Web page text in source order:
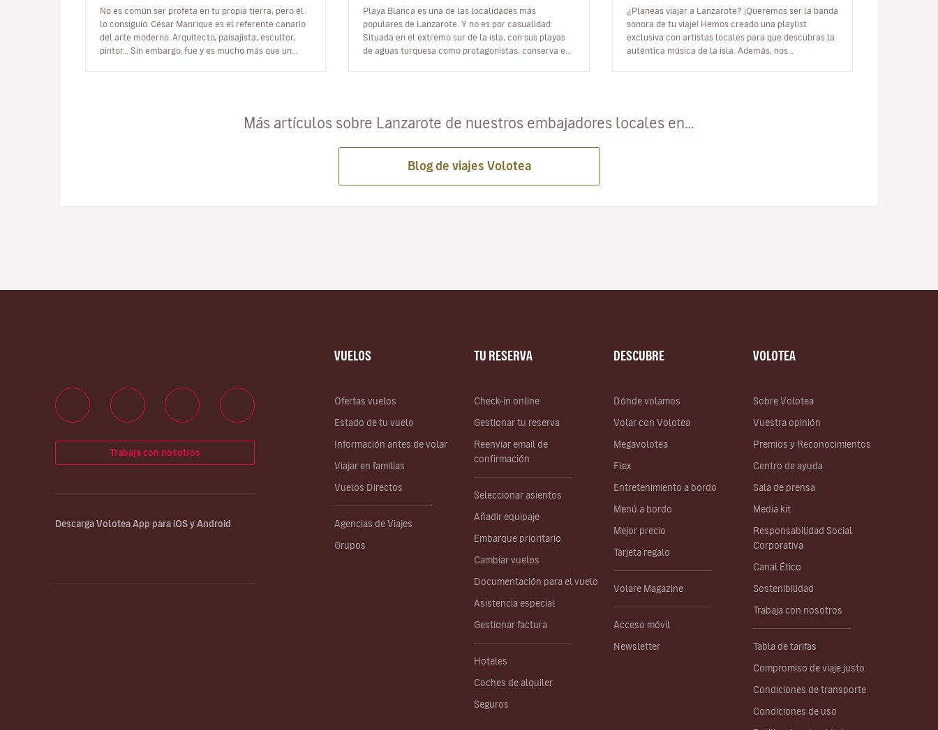
No es común ser profeta en tu propia tierra, pero él
lo consiguió. César Manrique es el referente canario
del arte moderno. Arquitecto, paisajista, escultor,
pintor… Sin embargo, fue y es mucho más que un
Playa Blanca es una de las localidades más
populares de Lanzarote. Y no es por casualidad.
Situada en el extremo sur de la isla, con sus playas
de aguas turquesa como protagonistas, conserva el
¿Planeas viajar a Lanzarote? ¡Queremos ser la banda
sonora de tu viaje! Hemos creado una playlist
exclusiva con artistas locales para que descubras la
auténtica música de la isla. Además, nos
Más artículos sobre Lanzarote de nuestros embajadores locales en…
Blog de viajes Volotea
VUELOS
Ofertas vuelos
Estado de tu vuelo
Información antes de volar
Viajar en familias
Vuelos Directos
Agencias de Viajes
Grupos
TU RESERVA
Check-in online
Gestionar tu reserva
Reenviar email de
confirmación
Seleccionar asientos
Añadir equipaje
Embarque prioritario
Cambiar vuelos
Documentación para el vuelo
Asistencia especial
Gestionar factura
Hoteles
Coches de alquiler
Seguros
DESCUBRE
Dónde volamos
Volar con Volotea
Megavolotea
Flex
Entretenimiento a bordo
Menú a bordo
Mejor precio
Tarjeta regalo
Volare Magazine
Acceso móvil
Newsletter
VOLOTEA
Sobre Volotea
Vuestra opinión
Premios y Reconocimientos
Centro de ayuda
Sala de prensa
Media kit
Responsabilidad Social
Corporativa
Canal Ético
Sostenibilidad
Trabaja con nosotros
Tabla de tarifas
Compromiso de viaje justo
Condiciones de transporte
Condiciones de uso
Trabaja con nosotros
Descarga Volotea App para iOS y Android